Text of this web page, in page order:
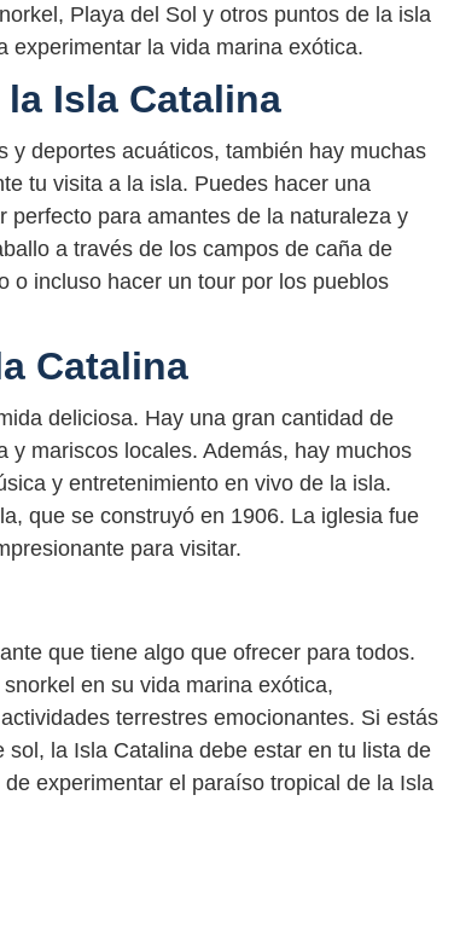
Playa del Sol y otros puntos de la isla
experimentar la vida marina exótica.
Isla Catalina
y deportes acuáticos, también hay muchas
tu visita a la isla. Puedes hacer una
para amantes de la naturaleza y
a través de los campos de caña de
o incluso hacer un tour por los pueblos
Catalina
deliciosa. Hay una gran cantidad de
y mariscos locales. Además, hay muchos
y entretenimiento en vivo de la isla.
que se construyó en 1906. La iglesia fue
para visitar.
que tiene algo que ofrecer para todos.
en su vida marina exótica,
terrestres emocionantes. Si estás
la Isla Catalina debe estar en tu lista de
experimentar el paraíso tropical de la Isla